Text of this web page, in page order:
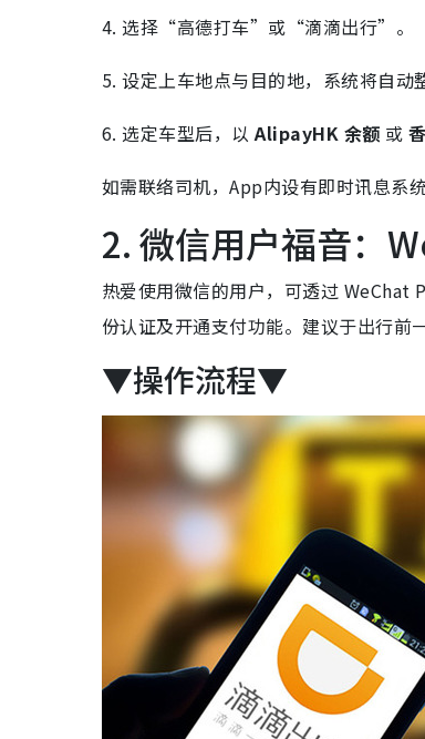
4. 选择“高德打车”或“滴滴出行”。
5. 设定上车地点与目的地，系统将自动
6. 选定车型后，以AlipayHK 余额 或
如需联络司机，App内设有即时讯息系
2. 微信用户福音：
热爱使用微信的用户，可透过 WeChat
份认证及开通支付功能。建议于出行前
▼操作流程▼